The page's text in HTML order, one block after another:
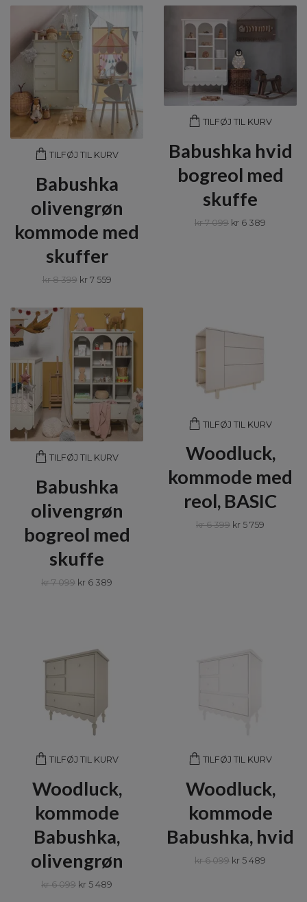
TILFØJ TIL KURV
Babushka
olivengrøn
kommode med
skuffer
kr 8 399 kr 7 559
TILFØJ TIL KURV
Babushka hvid
bogreol med
skuffe
kr 7 099 kr 6 389
TILFØJ TIL KURV
Babushka
olivengrøn
bogreol med
skuffe
kr 7 099 kr 6 389
TILFØJ TIL KURV
Woodluck,
kommode med
reol, BASIC
kr 6 399 kr 5 759
TILFØJ TIL KURV
Woodluck,
kommode
Babushka,
olivengrøn
kr 6 099 kr 5 489
TILFØJ TIL KURV
Woodluck,
kommode
Babushka, hvid
kr 6 099 kr 5 489